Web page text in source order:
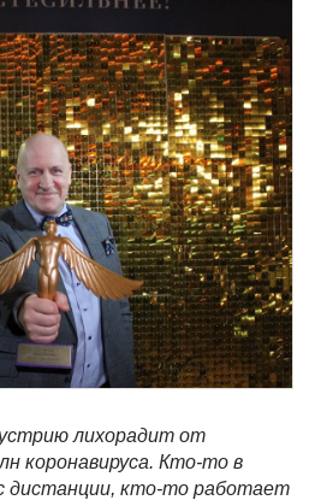
лихорадит от
коронавируса. Кто-то в
дистанции, кто-то работает